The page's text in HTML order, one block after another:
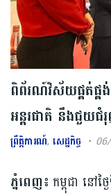
ពិព័រណ៍វិស័យផ្គត់ផ្គ
អន្តរជាតិ នឹងជួយ
ព្រឹត្តិការណ៍,សេដ្ឋកិច្ច
ភ្នំពេញ៖ កម្ពុជា នៅថ្